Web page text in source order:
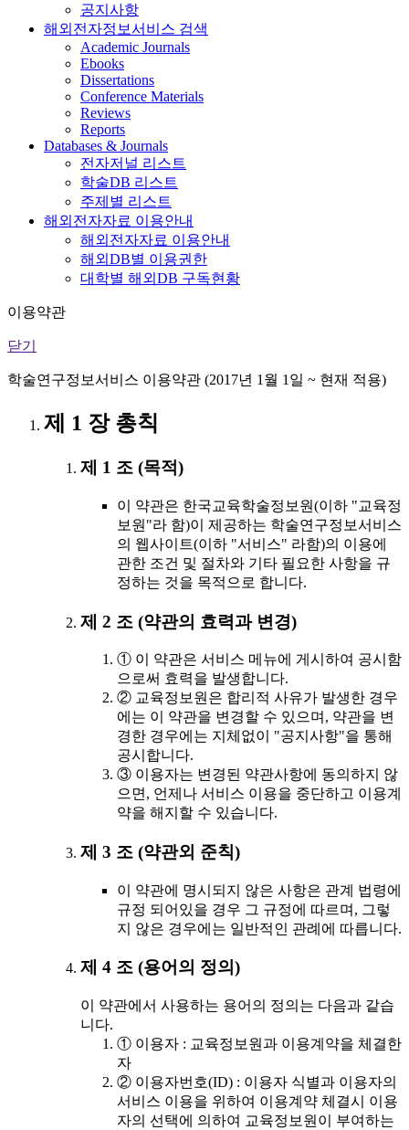
공지사항
해외전자정보서비스 검색
Academic Journals
Ebooks
Dissertations
Conference Materials
Reviews
Reports
Databases & Journals
전자저널 리스트
학술DB 리스트
주제별 리스트
해외전자자료 이용안내
해외전자자료 이용안내
해외DB별 이용권한
대학별 해외DB 구독현황
이용약관
닫기
학술연구정보서비스 이용약관 (2017년 1월 1일 ~ 현재 적용)
제 1 장 총칙
제 1 조 (목적)
이 약관은 한국교육학술정보원(이하 "교육정
보원"라 함)이 제공하는 학술연구정보서비스
의 웹사이트(이하 "서비스" 라함)의 이용에
관한 조건 및 절차와 기타 필요한 사항을 규
정하는 것을 목적으로 합니다.
제 2 조 (약관의 효력과 변경)
① 이 약관은 서비스 메뉴에 게시하여 공시함
으로써 효력을 발생합니다.
② 교육정보원은 합리적 사유가 발생한 경우
에는 이 약관을 변경할 수 있으며, 약관을 변
경한 경우에는 지체없이 "공지사항"을 통해
공시합니다.
③ 이용자는 변경된 약관사항에 동의하지 않
으면, 언제나 서비스 이용을 중단하고 이용계
약을 해지할 수 있습니다.
제 3 조 (약관외 준칙)
이 약관에 명시되지 않은 사항은 관계 법령에
규정 되어있을 경우 그 규정에 따르며, 그렇
지 않은 경우에는 일반적인 관례에 따릅니다.
제 4 조 (용어의 정의)
이 약관에서 사용하는 용어의 정의는 다음과 같습
니다.
① 이용자 : 교육정보원과 이용계약을 체결한
자
② 이용자번호(ID) : 이용자 식별과 이용자의
서비스 이용을 위하여 이용계약 체결시 이용
자의 선택에 의하여 교육정보원이 부여하는